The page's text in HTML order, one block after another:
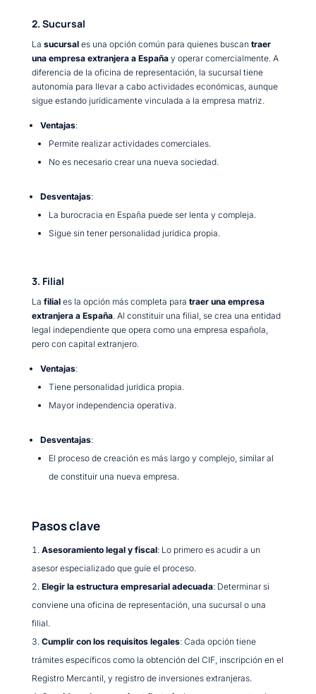
2. Sucursal
La sucursales una opción común para quienes buscan traer
una empresa extranjera a Españay operar comercialmente. A
diferencia de la oficina de representación, la sucursal tiene
autonomía para llevar a cabo actividades económicas, aunque
sigue estando jurídicamente vinculada a la empresa matriz.
Ventajas:
Permite realizar actividades comerciales.
No es necesario crear una nueva sociedad.
Desventajas:
La burocracia en España puede ser lenta y compleja.
Sigue sin tener personalidad jurídica propia.
3. Filial
La filiales la opción más completa para traer una empresa
extranjera a España. Al constituir una filial, se crea una entidad
legal independiente que opera como una empresa española,
pero con capital extranjero.
Ventajas:
Tiene personalidad jurídica propia.
Mayor independencia operativa.
Desventajas:
El proceso de creación es más largo y complejo, similar al
de constituir una nueva empresa.
Pasos clave
Asesoramiento legal y fiscal: Lo primero es acudir a un
asesor especializado que guíe el proceso.
Elegir la estructura empresarial adecuada: Determinar si
conviene una oficina de representación, una sucursal o una
filial.
Cumplir con los requisitos legales: Cada opción tiene
trámites específicos como la obtención del CIF, inscripción en el
Registro Mercantil, y registro de inversiones extranjeras.